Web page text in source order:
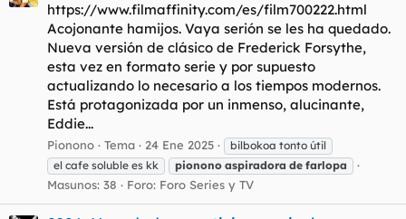
https://www.filmaffinity.com/es/film700222.html
Acojonante hamijos. Vaya serión se les ha quedado.
Nueva versión de clásico de Frederick Forsythe,
esta vez en formato serie y por supuesto
actualizando lo necesario a los tiempos modernos.
Está protagonizada por un inmenso, alucinante,
Eddie...
Pionono Tema 24 Ene 2025
bilbokoa tonto útil
el cafe soluble es kk
pionono aspiradora de farlopa
Masunos: 38 Foro: Foro Series y TV